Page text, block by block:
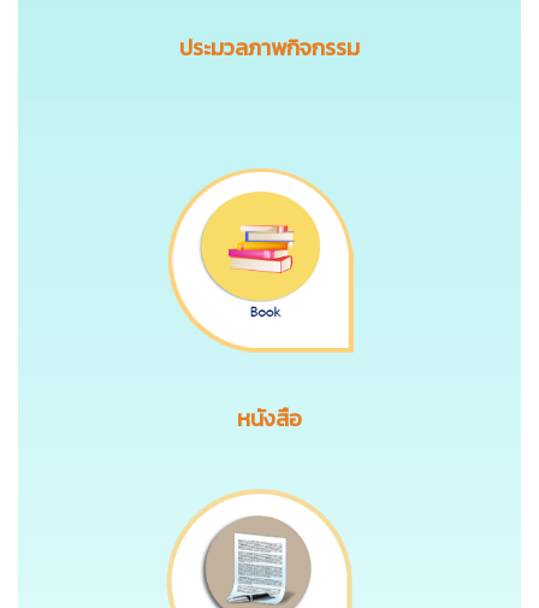
ประมวลภาพกิจกรรม
หนังสือ